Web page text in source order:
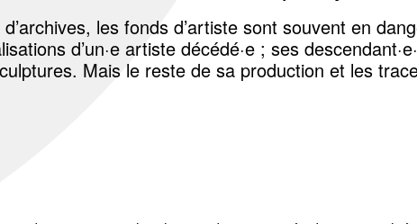
les fonds d’artiste sont souvent en
d’un·e artiste décédé·e ; ses
Mais le reste de sa production et les